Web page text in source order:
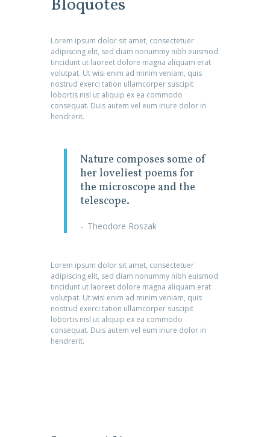
Bloquotes
Lorem ipsum dolor sit amet, consectetuer
adipiscing elit, sed diam nonummy nibh euismod
tincidunt ut laoreet dolore magna aliquam erat
volutpat. Ut wisi enim ad minim veniam, quis
nostrud exerci tation ullamcorper suscipit
lobortis nisl ut aliquip ex ea commodo
consequat. Duis autem vel eum iriure dolor in
hendrerit.
Nature composes some of
her loveliest poems for
the microscope and the
telescope.
Theodore Roszak
Lorem ipsum dolor sit amet, consectetuer
adipiscing elit, sed diam nonummy nibh euismod
tincidunt ut laoreet dolore magna aliquam erat
volutpat. Ut wisi enim ad minim veniam, quis
nostrud exerci tation ullamcorper suscipit
lobortis nisl ut aliquip ex ea commodo
consequat. Duis autem vel eum iriure dolor in
hendrerit.